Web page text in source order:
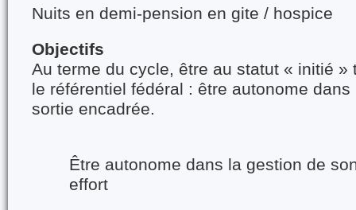
Nuits en demi-pension en gite / hospice
Objectifs
Au terme du cycle, être au statut « initié »
le référentiel fédéral : être autonome dans
sortie encadrée.
Être autonome dans la gestion de
effort